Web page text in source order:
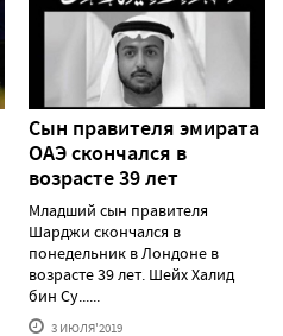
Сын правителя эмирата
ОАЭ скончался в
возрасте 39 лет
Младший сын правителя
Шарджи скончался в
понедельник в Лондоне в
возрасте 39 лет. Шейх Халид
бин Су......
3 ИЮЛЯ'2019